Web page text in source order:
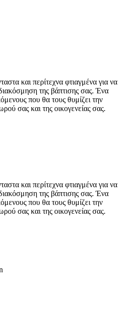
και περίτεχνα φτιαγμένα για να
της βάπτισης σας. Ένα
που θα τους θυμίζει την
σας και της οικογενείας σας.
και περίτεχνα φτιαγμένα για να
της βάπτισης σας. Ένα
που θα τους θυμίζει την
σας και της οικογενείας σας.